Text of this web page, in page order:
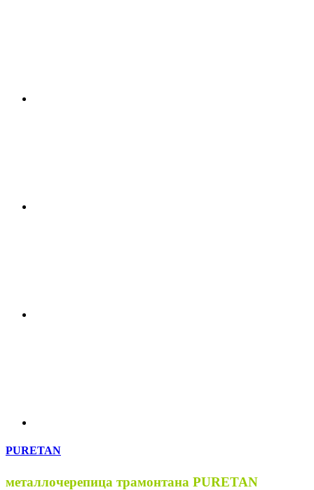
PURETAN
металлочерепица трамонтана PURETAN